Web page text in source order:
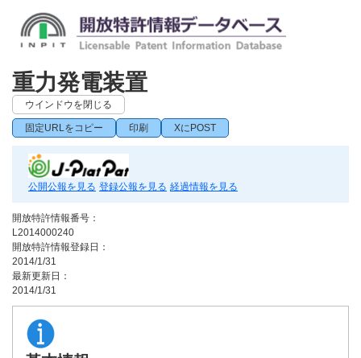
重力発電装置
ウインドウを閉じる
固定URLをコピー 印刷 XにPOST
公開公報を見る 登録公報を見る 経過情報を見る
開放特許情報番号：
L2014000240
開放特許情報登録日：
2014/1/31
最新更新日：
2014/1/31